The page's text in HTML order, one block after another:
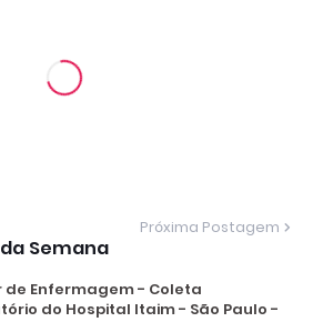
Próxima Postagem
Semana
de Enfermagem - Coleta
do Hospital Itaim - São Paulo -